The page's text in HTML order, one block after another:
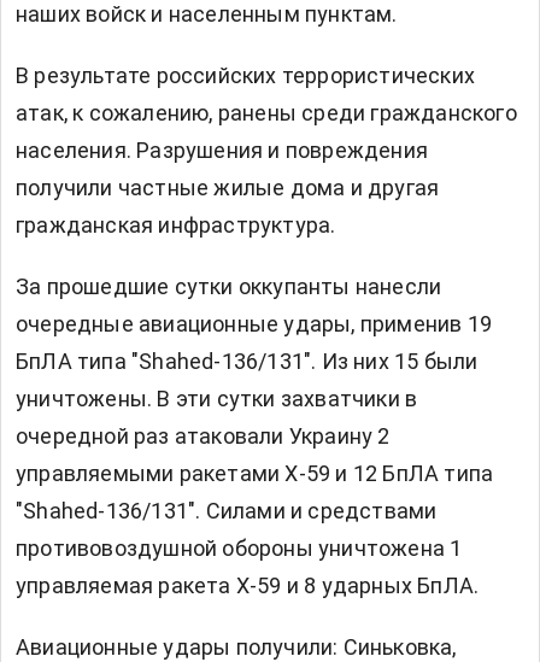
наших войск и населенным пунктам.
В результате российских террористических
атак, к сожалению, ранены среди гражданского
населения. Разрушения и повреждения
получили частные жилые дома и другая
гражданская инфраструктура.
За прошедшие сутки оккупанты нанесли
очередные авиационные удары, применив 19
БпЛА типа "Shahed-136/131". Из них 15 были
уничтожены. В эти сутки захватчики в
очередной раз атаковали Украину 2
управляемыми ракетами Х-59 и 12 БпЛА типа
"Shahed-136/131". Силами и средствами
противовоздушной обороны уничтожена 1
управляемая ракета Х-59 и 8 ударных БпЛА.
Авиационные удары получили: Синьковка,